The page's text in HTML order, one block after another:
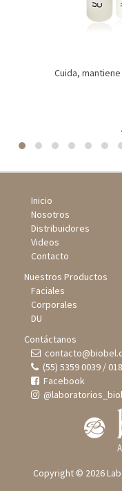
Cuida,
Inicio
Nosotros
Distribuidores
Videos
Contacto
Nuestros Productos
Faciales
Corporales
DU
Contáctanos
(55) 5359 0039 /
Facebook
Copyright © 2026